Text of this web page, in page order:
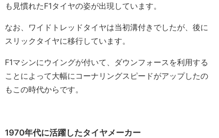
も見慣れたF1タイヤの姿が出現しています。
なお、ワイドトレッドタイヤは当初溝付きでしたが、後に
スリックタイヤに移行しています。
F1マシンにウイングが付いて、ダウンフォースを利用する
ことによって大幅にコーナリングスピードがアップしたの
もこの時代からです。
1970年代に活躍したタイヤメーカー